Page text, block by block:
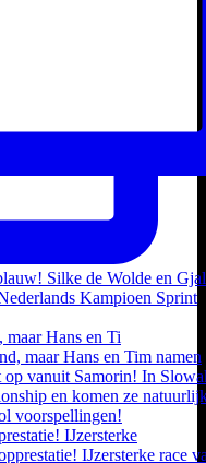
Hans en Ti
IJzersterke